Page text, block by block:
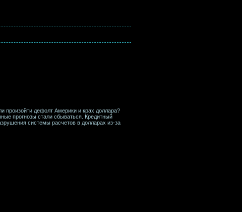
дефолт Америки и крах доллара?
прогнозы стали сбываться. Кредитный
системы расчетов в долларах из-за